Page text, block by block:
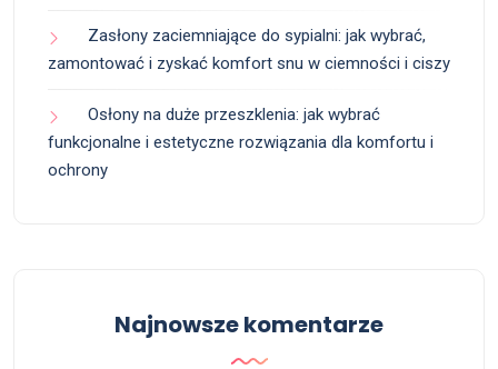
Zasłony zaciemniające do sypialni: jak wybrać,
zamontować i zyskać komfort snu w ciemności i ciszy
Osłony na duże przeszklenia: jak wybrać
funkcjonalne i estetyczne rozwiązania dla komfortu i
ochrony
Najnowsze komentarze